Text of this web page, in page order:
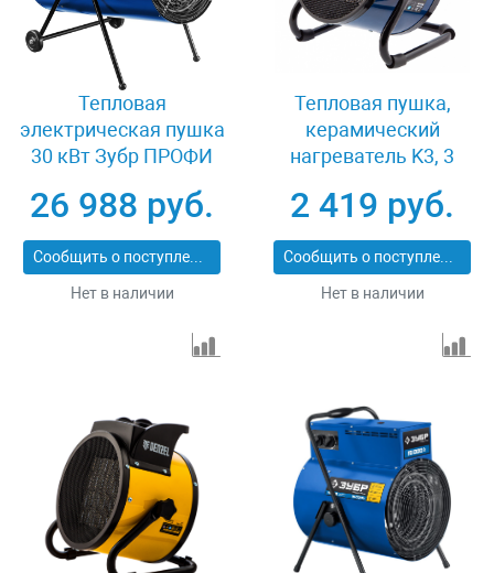
Тепловая
электрическая пушка
30 кВт Зубр ПРОФИ
26 988 руб.
Сообщить о поступлении
Нет в наличии
Тепловая пушка,
керамический
нагреватель K3, 3
Сибртех 96404
2 419 руб.
Сообщить о поступлении
Нет в наличии